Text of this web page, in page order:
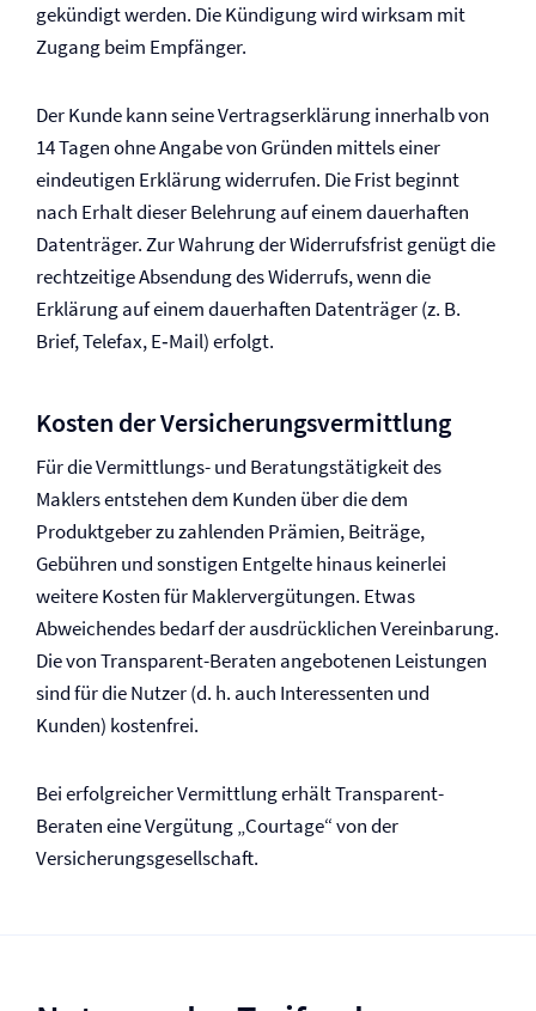
gekündigt werden. Die Kündigung wird wirksam mit
Zugang beim Empfänger.
Der Kunde kann seine Vertragserklärung innerhalb von
14 Tagen ohne Angabe von Gründen mittels einer
eindeutigen Erklärung widerrufen. Die Frist beginnt
nach Erhalt dieser Belehrung auf einem dauerhaften
Datenträger. Zur Wahrung der Widerrufsfrist genügt die
rechtzeitige Absendung des Widerrufs, wenn die
Erklärung auf einem dauerhaften Datenträger (z. B.
Brief, Telefax, E‑Mail) erfolgt.
Kosten der Versicherungsvermittlung
Für die Vermittlungs- und Beratungstätigkeit des
Maklers entstehen dem Kunden über die dem
Produktgeber zu zahlenden Prämien, Beiträge,
Gebühren und sonstigen Entgelte hinaus keinerlei
weitere Kosten für Maklervergütungen. Etwas
Abweichendes bedarf der ausdrücklichen Vereinbarung.
Die von Transparent-Beraten angebotenen Leistungen
sind für die Nutzer (d. h. auch Interessenten und
Kunden) kostenfrei.
Bei erfolgreicher Vermittlung erhält Transparent-
Beraten eine Vergütung „Courtage“ von der
Versicherungsgesellschaft.